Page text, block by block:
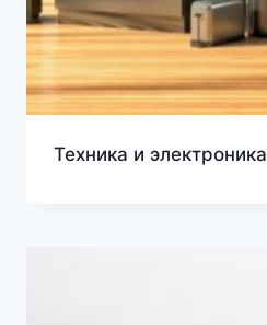
Техника и электроника